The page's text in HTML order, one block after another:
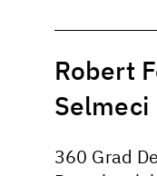
Robert
Selmeci
360 Grad